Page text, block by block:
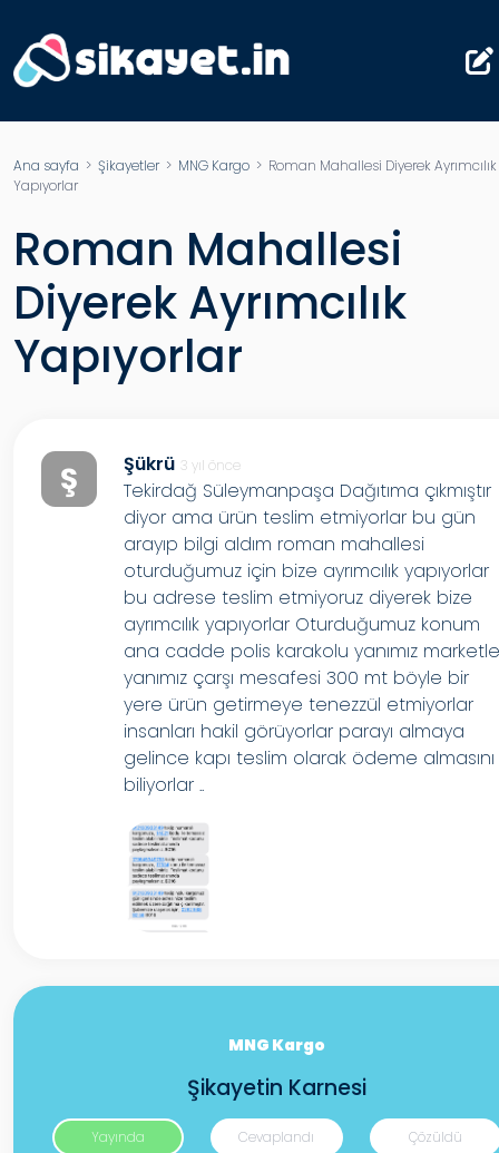
Ana sayfa > Şikayetler> MNG Kargo > Roman Mahallesi Diyerek Ayrımcılık
Yapıyorlar
Roman Mahallesi
Diyerek Ayrımcılık
Yapıyorlar
Ş Şükrü 3 yıl önce
Tekirdağ Süleymanpaşa Dağıtıma çıkmıştır
diyor ama ürün teslim etmiyorlar bu gün
arayıp bilgi aldım roman mahallesi
oturduğumuz için bize ayrımcılık yapıyorlar
bu adrese teslim etmiyoruz diyerek bize
ayrımcılık yapıyorlar Oturduğumuz konum
ana cadde polis karakolu yanımız
yanımız çarşı mesafesi 300 mt böyle bir
yere ürün getirmeye tenezzül etmiyorlar
insanları hakil görüyorlar parayı almaya
gelince kapı teslim olarak ödeme almasını
biliyorlar ..
MNG Kargo
Şikayetin Karnesi
Yayında Cevaplandı Çözüldü